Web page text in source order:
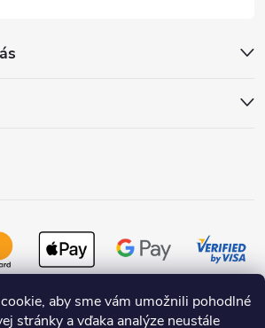
aby sme vám umožnili pohodlné
stránky a vďaka analýze neustále